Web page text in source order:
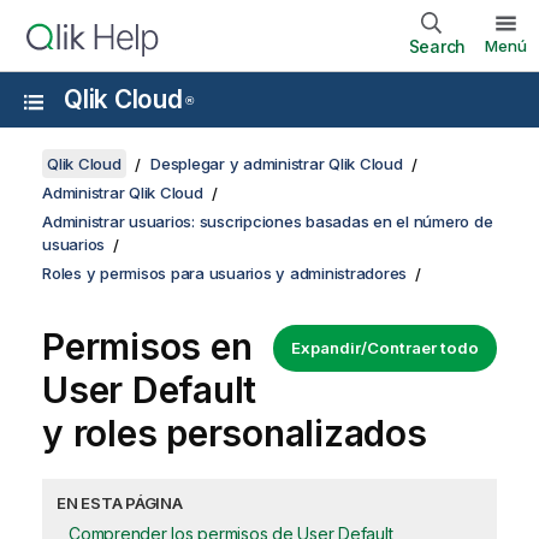
Search Menú
Qlik Cloud ®
Qlik Cloud
Desplegar y administrar Qlik Cloud
Administrar Qlik Cloud
Administrar usuarios: suscripciones basadas en el número de
usuarios
Roles y permisos para usuarios y administradores
Expandir/Contraer todo
Permisos en
User Default
y roles personalizados
EN ESTA PÁGINA
Comprender los permisos de User Default